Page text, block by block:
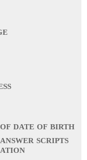
DATE OF BIRTH
SCRIPTS